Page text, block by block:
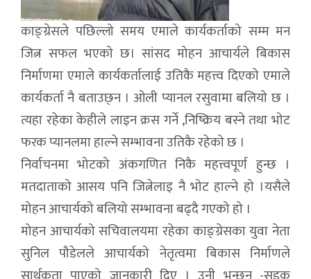
काङ्ग्रेसले पछिल्लो समय एमाले कार्यकर्ताको सम्म मन
जित्न सफल भएको छ। सांसद मोहन आचार्यले बिकास
निर्माणमा एमाले कार्यकर्तालाई उतिकै महत्त्व दिएको एमाले
कार्यकर्ता नै बताउछ्न । ओली प्यानल रसुवामा बलियो छ ।
त्यहा रहेका केहीले लाइन क्रस गर्ने ,निष्क्रिय बस्ने तथा भोट
फरक प्यानलमा हाल्ने सम्भावना उतिकै रहेको छ ।
निर्वाचनमा भोटको अंकगणित निकै महत्त्वपूर्ण हुन्छ ।
मतदाताको आसय पनि जित्नेलाइ नै भोट हाल्ने हो ।यसैले
मोहन आचार्यको बलियो सम्भावना बढ्दै गएको हो ।
मोहन आचार्यको सचिवालयमा रहेका काङ्ग्रेसका युवा नेता
सुनिल पौडेलले आचार्यको नेतृत्वमा बिकास निर्माणले